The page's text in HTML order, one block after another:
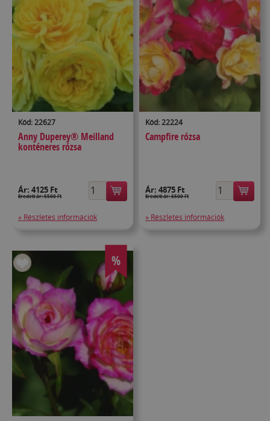
Kód: 22627
Anny Duperey® Meilland
konténeres rózsa
Ár: 4125 Ft
Eredeti ár: 5500 Ft
» Részletes információk
Kód: 22224
Campfire rózsa
Ár:4875 Ft
Eredeti ár: 6500 Ft
» Részletes információk
%